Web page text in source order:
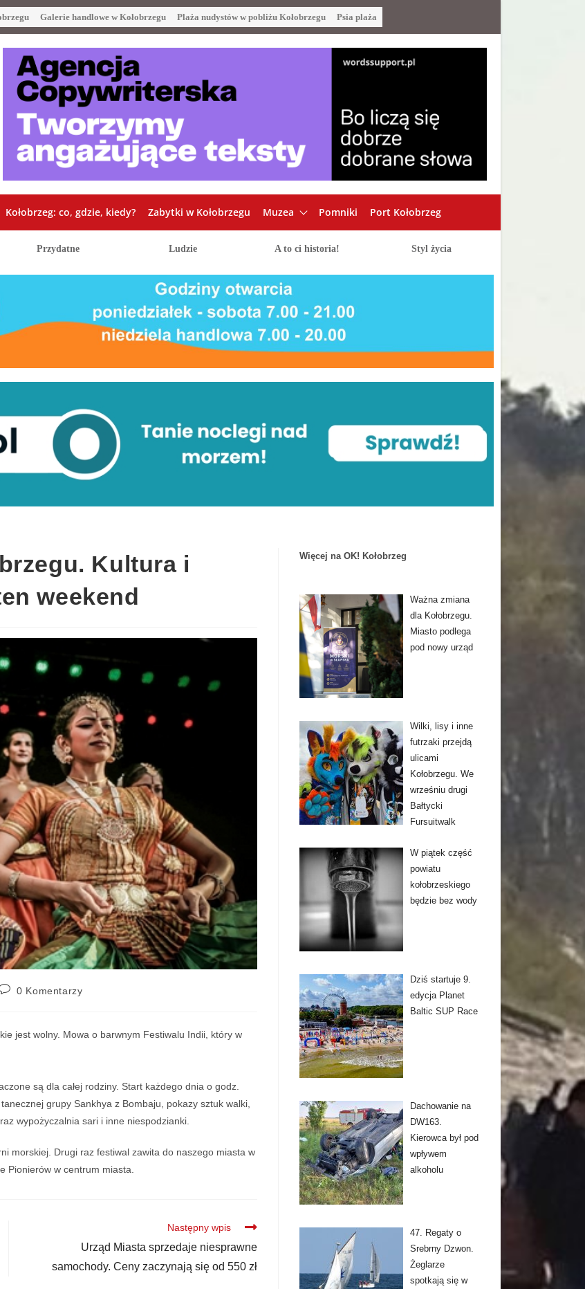
Galerie handlowe w Kołobrzegu Plaża nudystów w pobliżu Kołobrzegu Psia plaża
Kołobrzeg: co, gdzie, kiedy? Zabytki w Kołobrzegu Muzea Pomniki Port Kołobrzeg
Przydatne Ludzie A to ci historia! Styl życia
Kultura i
weekend
0 Komentarzy
jest wolny. Mowa o barwnym Festiwalu Indii, który w
są dla całej rodziny. Start każdego dnia o godz.
grupy Sankhya z Bombaju, pokazy sztuk walki,
wypożyczalnia sari i inne niespodzianki.
morskiej. Drugi raz festiwal zawita do naszego miasta w
Pionierów w centrum miasta.
Następny wpis
Urząd Miasta sprzedaje niesprawne
samochody. Ceny zaczynają się od 550 zł
Więcej na OK! Kołobrzeg
Ważna zmiana
dla Kołobrzegu.
Miasto podlega
pod nowy urząd
Wilki, lisy i inne
futrzaki przejdą
ulicami
Kołobrzegu. We
wrześniu drugi
Bałtycki
Fursuitwalk
W piątek część
powiatu
kołobrzeskiego
będzie bez wody
Dziś startuje 9.
edycja Planet
Baltic SUP Race
Dachowanie na
DW163.
Kierowca był pod
wpływem
alkoholu
47. Regaty o
Srebrny Dzwon.
Żeglarze
spotkają się w